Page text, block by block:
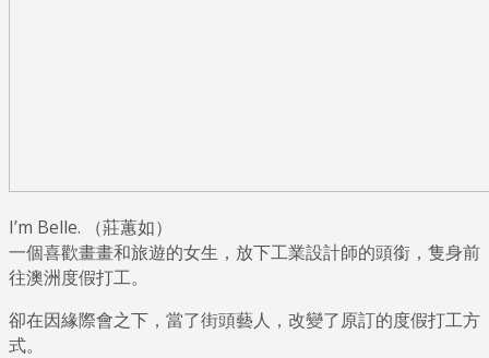
I’m Belle. （莊蕙如）
一個喜歡畫畫和旅遊的女生，放下工業設計師的頭銜，隻身前
往澳洲度假打工。
卻在因緣際會之下，當了街頭藝人，改變了原訂的度假打工方
式。